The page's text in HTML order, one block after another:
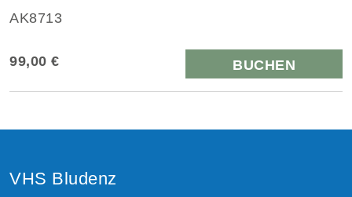
AK8713
99,00 € BUCHEN
VHS Bludenz